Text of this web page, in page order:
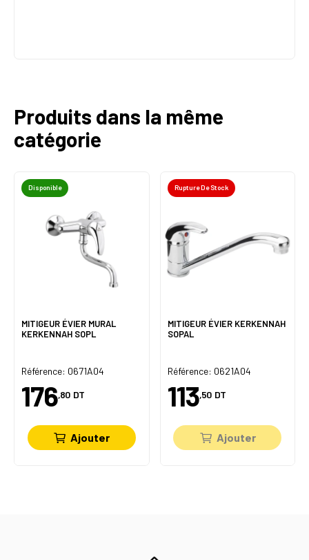
Produits dans la même
catégorie
Disponible
MITIGEUR ÉVIER MURAL
KERKENNAH SOPL
Référence: 0671A04
176,80 DT
Ajouter
Rupture De Stock
MITIGEUR ÉVIER KERKENNAH
SOPAL
Référence: 0621A04
113,50 DT
Ajouter